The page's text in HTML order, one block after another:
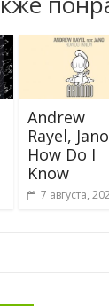
Andrew
Rayel,
How Do I
Know
7 августа,